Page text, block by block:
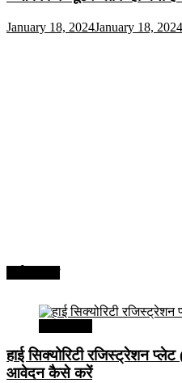
January 18, 2024January 18, 2024
हाई सिक्योरिटी रजिस्ट्रेशन
आवेदन कैसे करें